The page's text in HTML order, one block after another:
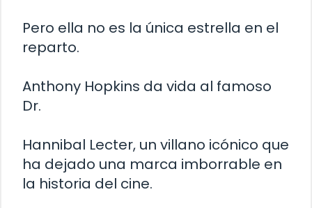
Pero ella no es la única estrella en el
reparto.
Anthony Hopkins da vida al famoso
Dr.
Hannibal Lecter, un villano icónico que
ha dejado una marca imborrable en
la historia del cine.